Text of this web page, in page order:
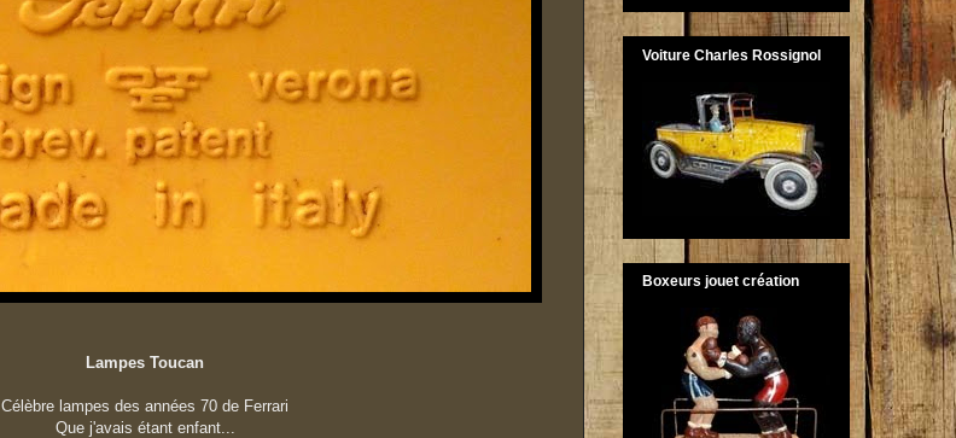
Lampes Toucan
Célèbre lampes des années 70 de Ferrari
Que j'avais étant enfant...
Voiture Charles Rossignol
Boxeurs jouet création